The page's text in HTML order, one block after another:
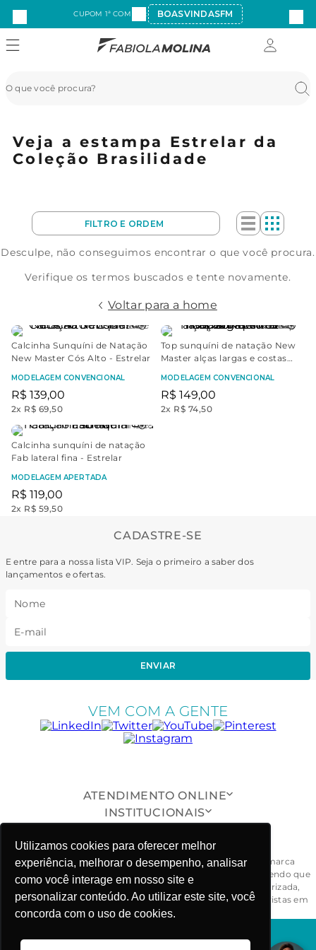
Utilizamos cookies para oferecer melhor
experiência, melhorar o desempenho, analisar
como você interage em nosso site e
personalizar conteúdo. Ao utilizar este site, você
concorda com o uso de cookies.
CUPOM 1ª COMPRA: BOASVINDASFM
Veja a estampa Estrelar da
Coleção Brasilidade
Desculpe, não conseguimos encontrar o que você procura.
Verifique os termos buscados e tente novamente.
Voltar para a home
Calcinha Sunquíni de Natação
New Master Cós Alto - Estrelar
MODELAGEM CONVENCIONAL
R$ 139,00
2x R$ 69,50
Top sunquíni de natação New
Master alças largas e costas
MODELAGEM CONVENCIONAL
R$ 149,00
2x R$ 74,50
Calcinha sunquíni de natação
Fab lateral fina - Estrelar
MODELAGEM APERTADA
R$ 119,00
2x R$ 59,50
CADASTRE-SE
E entre para a nossa lista VIP. Seja o primeiro a saber dos
lançamentos e ofertas.
ENVIAR
VEM COM A GENTE
ATENDIMENTO ONLINE
INSTITUCIONAIS
ONDE ESTAMOS
Todas as peças, modelos, desenhos, design e formas da marca
Fabiola Molina® são exclusivos e devidamente protegidos, sendo que
a sua reprodução, imitação ou cópia, de maneira não autorizada,
ensejarão ao responsável às penalidades civil e criminal previstas em
lei. - CNPJ: 03.781.919/0001-58